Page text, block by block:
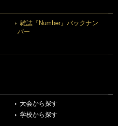
雑誌『Number』バックナン
バー
大会から探す
学校から探す